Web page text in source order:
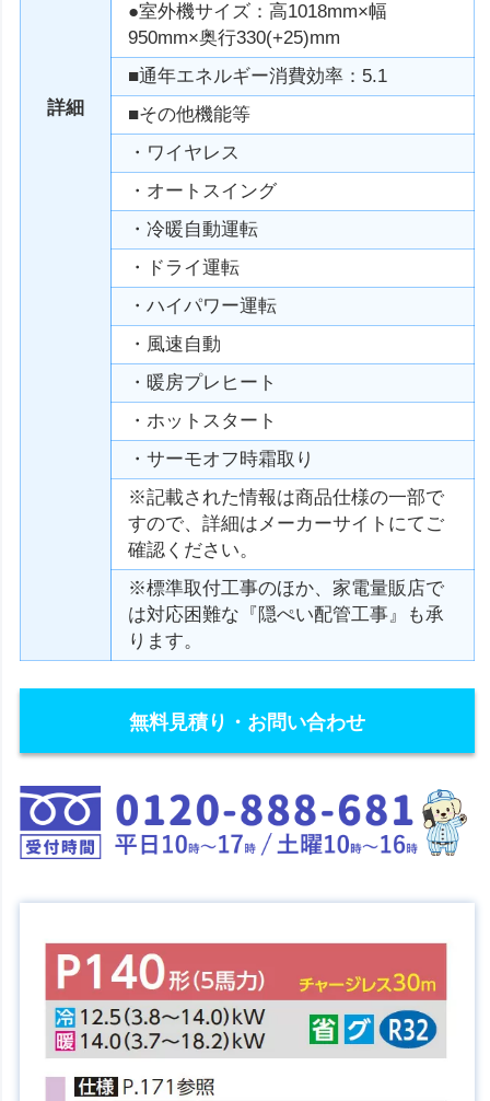
詳細
●室外機サイズ：高1018mm×幅
950mm×奥行330(+25)mm
■通年エネルギー消費効率：5.1
■その他機能等
・ワイヤレス
・オートスイング
・冷暖自動運転
・ドライ運転
・ハイパワー運転
・風速自動
・暖房プレヒート
・ホットスタート
・サーモオフ時霜取り
※記載された情報は商品仕様の一部で
すので、詳細はメーカーサイトにてご
確認ください。
※標準取付工事のほか、家電量販店で
は対応困難な『隠ぺい配管工事』も承
ります。
無料見積り・お問い合わせ